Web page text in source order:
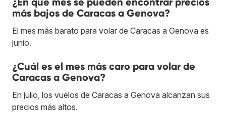
más bajos de Caracas a Genova?
El mes más barato para volar de Caracas a Genova es
junio.
¿Cuál es el mes más caro para volar de
Caracas a Genova?
En julio, los vuelos de Caracas a Genova alcanzan sus
precios más altos.